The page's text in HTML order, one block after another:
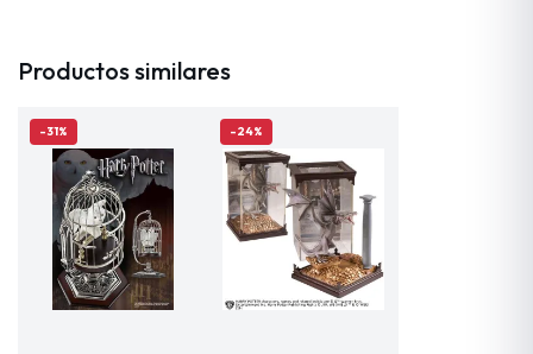
Productos similares
-31% -24%